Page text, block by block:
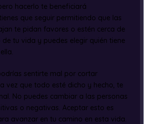
hacerlo te beneficiará
que seguir permitiendo que las
te pidan favores o estén cerca de
tu vida y puedes elegir quién tiene
sentirte mal por cortar
vez que todo esté dicho y hecho, te
No puedes cambiar a las personas
o negativas. Aceptar esto es
avanzar en tu camino en esta vida.